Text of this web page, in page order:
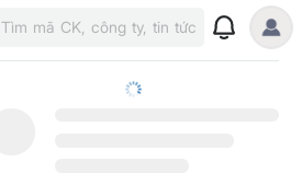
Tìm mã CK, công ty, tin tức